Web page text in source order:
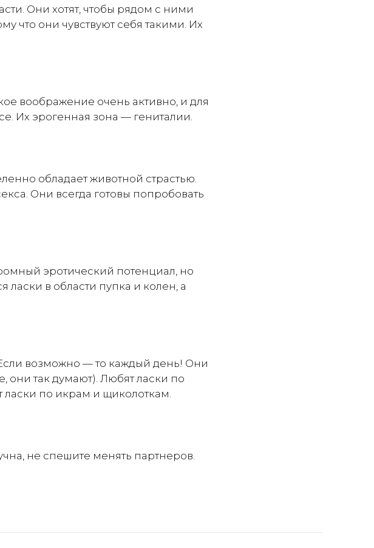
Они хотят, чтобы рядом с ними
что они чувствуют себя такими. Их
воображение очень активно, и для
Их эрогенная зона — гениталии.
обладает животной страстью.
Они всегда готовы попробовать
эротический потенциал, но
в области пупка и колен, а
возможно — то каждый день! Они
так думают). Любят ласки по
ласки по икрам и щиколоткам.
не спешите менять партнеров.